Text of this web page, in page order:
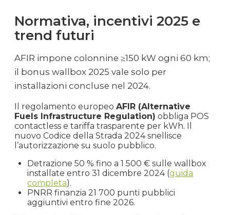
Normativa, incentivi 2025 e
trend futuri
AFIR impone colonnine ≥150 kW ogni 60 km;
il bonus wallbox 2025 vale solo per
installazioni concluse nel 2024.
Il regolamento europeo AFIR (Alternative
Fuels Infrastructure Regulation) obbliga POS
contactless e tariffa trasparente per kWh. Il
nuovo Codice della Strada 2024 snellisce
l’autorizzazione su suolo pubblico.
Detrazione 50 % fino a 1 500 € sulle wallbox
installate entro 31 dicembre 2024 (guida
completa).
PNRR finanzia 21 700 punti pubblici
aggiuntivi entro fine 2026.